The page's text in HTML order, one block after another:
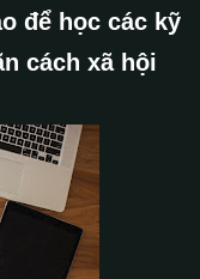
để học các kỹ
cách xã hội